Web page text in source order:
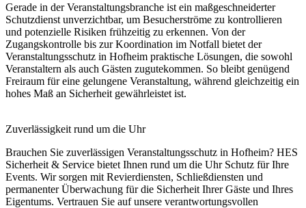
Gerade in der Veranstaltungsbranche ist ein maßgeschneiderter
Schutzdienst unverzichtbar, um Besucherströme zu kontrollieren
und potenzielle Risiken frühzeitig zu erkennen. Von der
Zugangskontrolle bis zur Koordination im Notfall bietet der
Veranstaltungsschutz in Hofheim praktische Lösungen, die sowohl
Veranstaltern als auch Gästen zugutekommen. So bleibt genügend
Freiraum für eine gelungene Veranstaltung, während gleichzeitig ein
hohes Maß an Sicherheit gewährleistet ist.
Zuverlässigkeit rund um die Uhr
Brauchen Sie zuverlässigen Veranstaltungsschutz in Hofheim? HES
Sicherheit & Service bietet Ihnen rund um die Uhr Schutz für Ihre
Events. Wir sorgen mit Revierdiensten, Schließdiensten und
permanenter Überwachung für die Sicherheit Ihrer Gäste und Ihres
Eigentums. Vertrauen Sie auf unsere verantwortungsvollen